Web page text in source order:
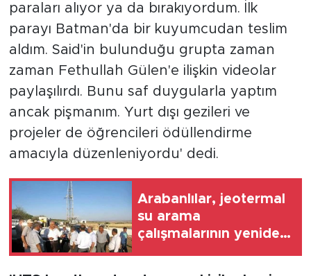
paraları alıyor ya da bırakıyordum. İlk
parayı Batman'da bir kuyumcudan teslim
aldım. Said'in bulunduğu grupta zaman
zaman Fethullah Gülen'e ilişkin videolar
paylaşılırdı. Bunu saf duygularla yaptım
ancak pişmanım. Yurt dışı gezileri ve
projeler de öğrencileri ödüllendirme
amacıyla düzenleniyordu' dedi.
Arabanlılar, jeotermal
su arama
çalışmalarının yeniden